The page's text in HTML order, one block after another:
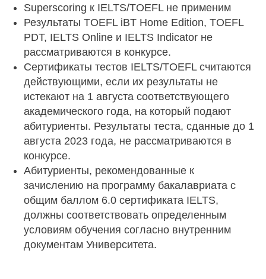
Superscoring к IELTS/TOEFL не применим
Результаты TOEFL iBT Home Edition, TOEFL
PDT, IELTS Online и IELTS Indicator не
рассматриваются в конкурсе.
Сертификаты тестов IELTS/TOEFL считаются
действующими, если их результаты не
истекают на 1 августа соответствующего
академического года, на который подают
абитуриенты. Результаты теста, сданные до 1
августа 2023 года, не рассматриваются в
конкурсе.
Абитуриенты, рекомендованные к
зачислению на программу бакалавриата с
общим баллом 6.0 сертификата IELTS,
должны соответствовать определенным
условиям обучения согласно внутренним
документам Университета.